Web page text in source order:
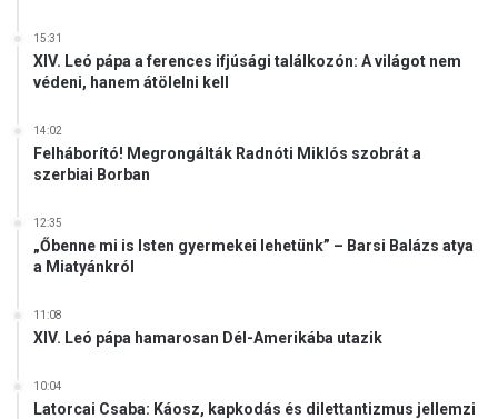
15:31
XIV. Leó pápa a ferences ifjúsági találkozón: A világot nem
védeni, hanem átölelni kell
14:02
Felháborító! Megrongálták Radnóti Miklós szobrát a
szerbiai Borban
12:35
„Őbenne mi is Isten gyermekei lehetünk” – Barsi Balázs atya
a Miatyánkról
11:08
XIV. Leó pápa hamarosan Dél-Amerikába utazik
10:04
Latorcai Csaba: Káosz, kapkodás és dilettantizmus jellemzi